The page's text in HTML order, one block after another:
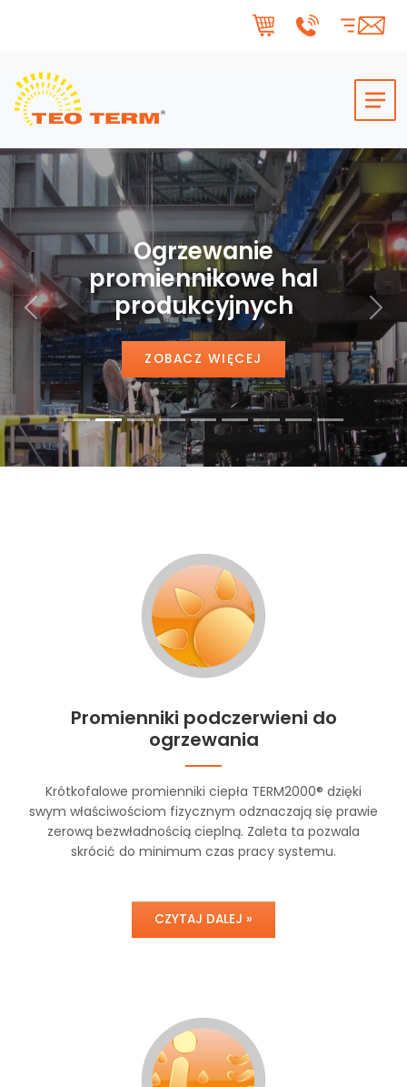
Ogrzewanie
promiennikowe hal
produkcyjnych
ZOBACZ WIĘCEJ
Poprzedni
Promienniki podczerwieni do
ogrzewania
Krótkofalowe promienniki ciepła TERM2000® dzięki
swym właściwościom fizycznym odznaczają się prawie
zerową bezwładnością cieplną. Zaleta ta pozwala
skrócić do minimum czas pracy systemu.
CZYTAJ DALEJ »